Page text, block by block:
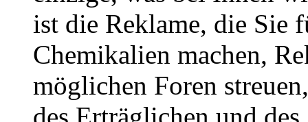
ist die Reklame, die Sie
Chemikalien machen,
möglichen Foren
des Erträglichen und